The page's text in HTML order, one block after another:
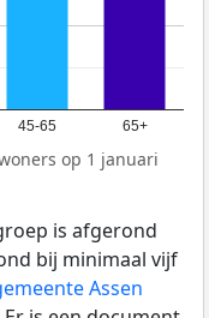
45-65 65+
op 1 januari
is afgerond
bij minimaal vijf
Assen